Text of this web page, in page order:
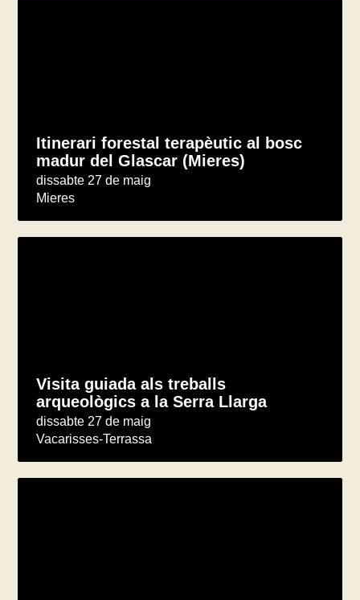
Itinerari forestal terapèutic al bosc
madur del Glascar (Mieres)
dissabte 27 de maig
Mieres
Visita guiada als treballs
arqueològics a la Serra Llarga
dissabte 27 de maig
Vacarisses-Terrassa